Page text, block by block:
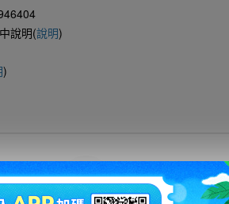
說明(說明)
)
得標填寫委託單